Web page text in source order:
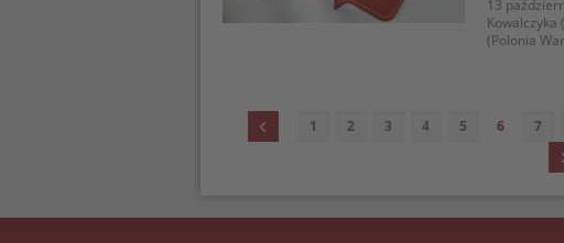
13
Kowalczyka
(Polonia
1 2 3 4 5 6 7